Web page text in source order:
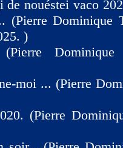
de nouéstei vaco
(Pierre Dominique
)
Dominique
moi ... (Pierre
(Pierre